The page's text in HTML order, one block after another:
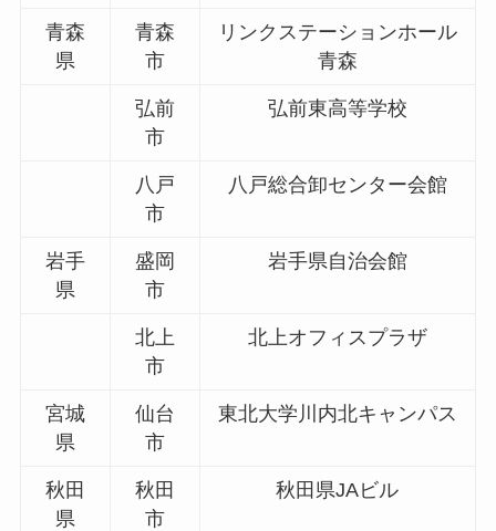
青森
県
青森
市
リンクステーションホール
青森
弘前
市
弘前東高等学校
八戸
市
八戸総合卸センター会館
岩手
県
盛岡
市
岩手県自治会館
北上
市
北上オフィスプラザ
宮城
県
仙台
市
東北大学川内北キャンパス
秋田
県
秋田
市
秋田県JAビル